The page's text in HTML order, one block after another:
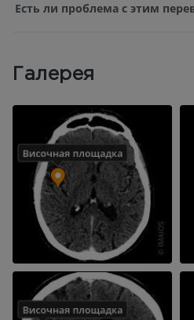
Есть ли проблема с этим
Галерея